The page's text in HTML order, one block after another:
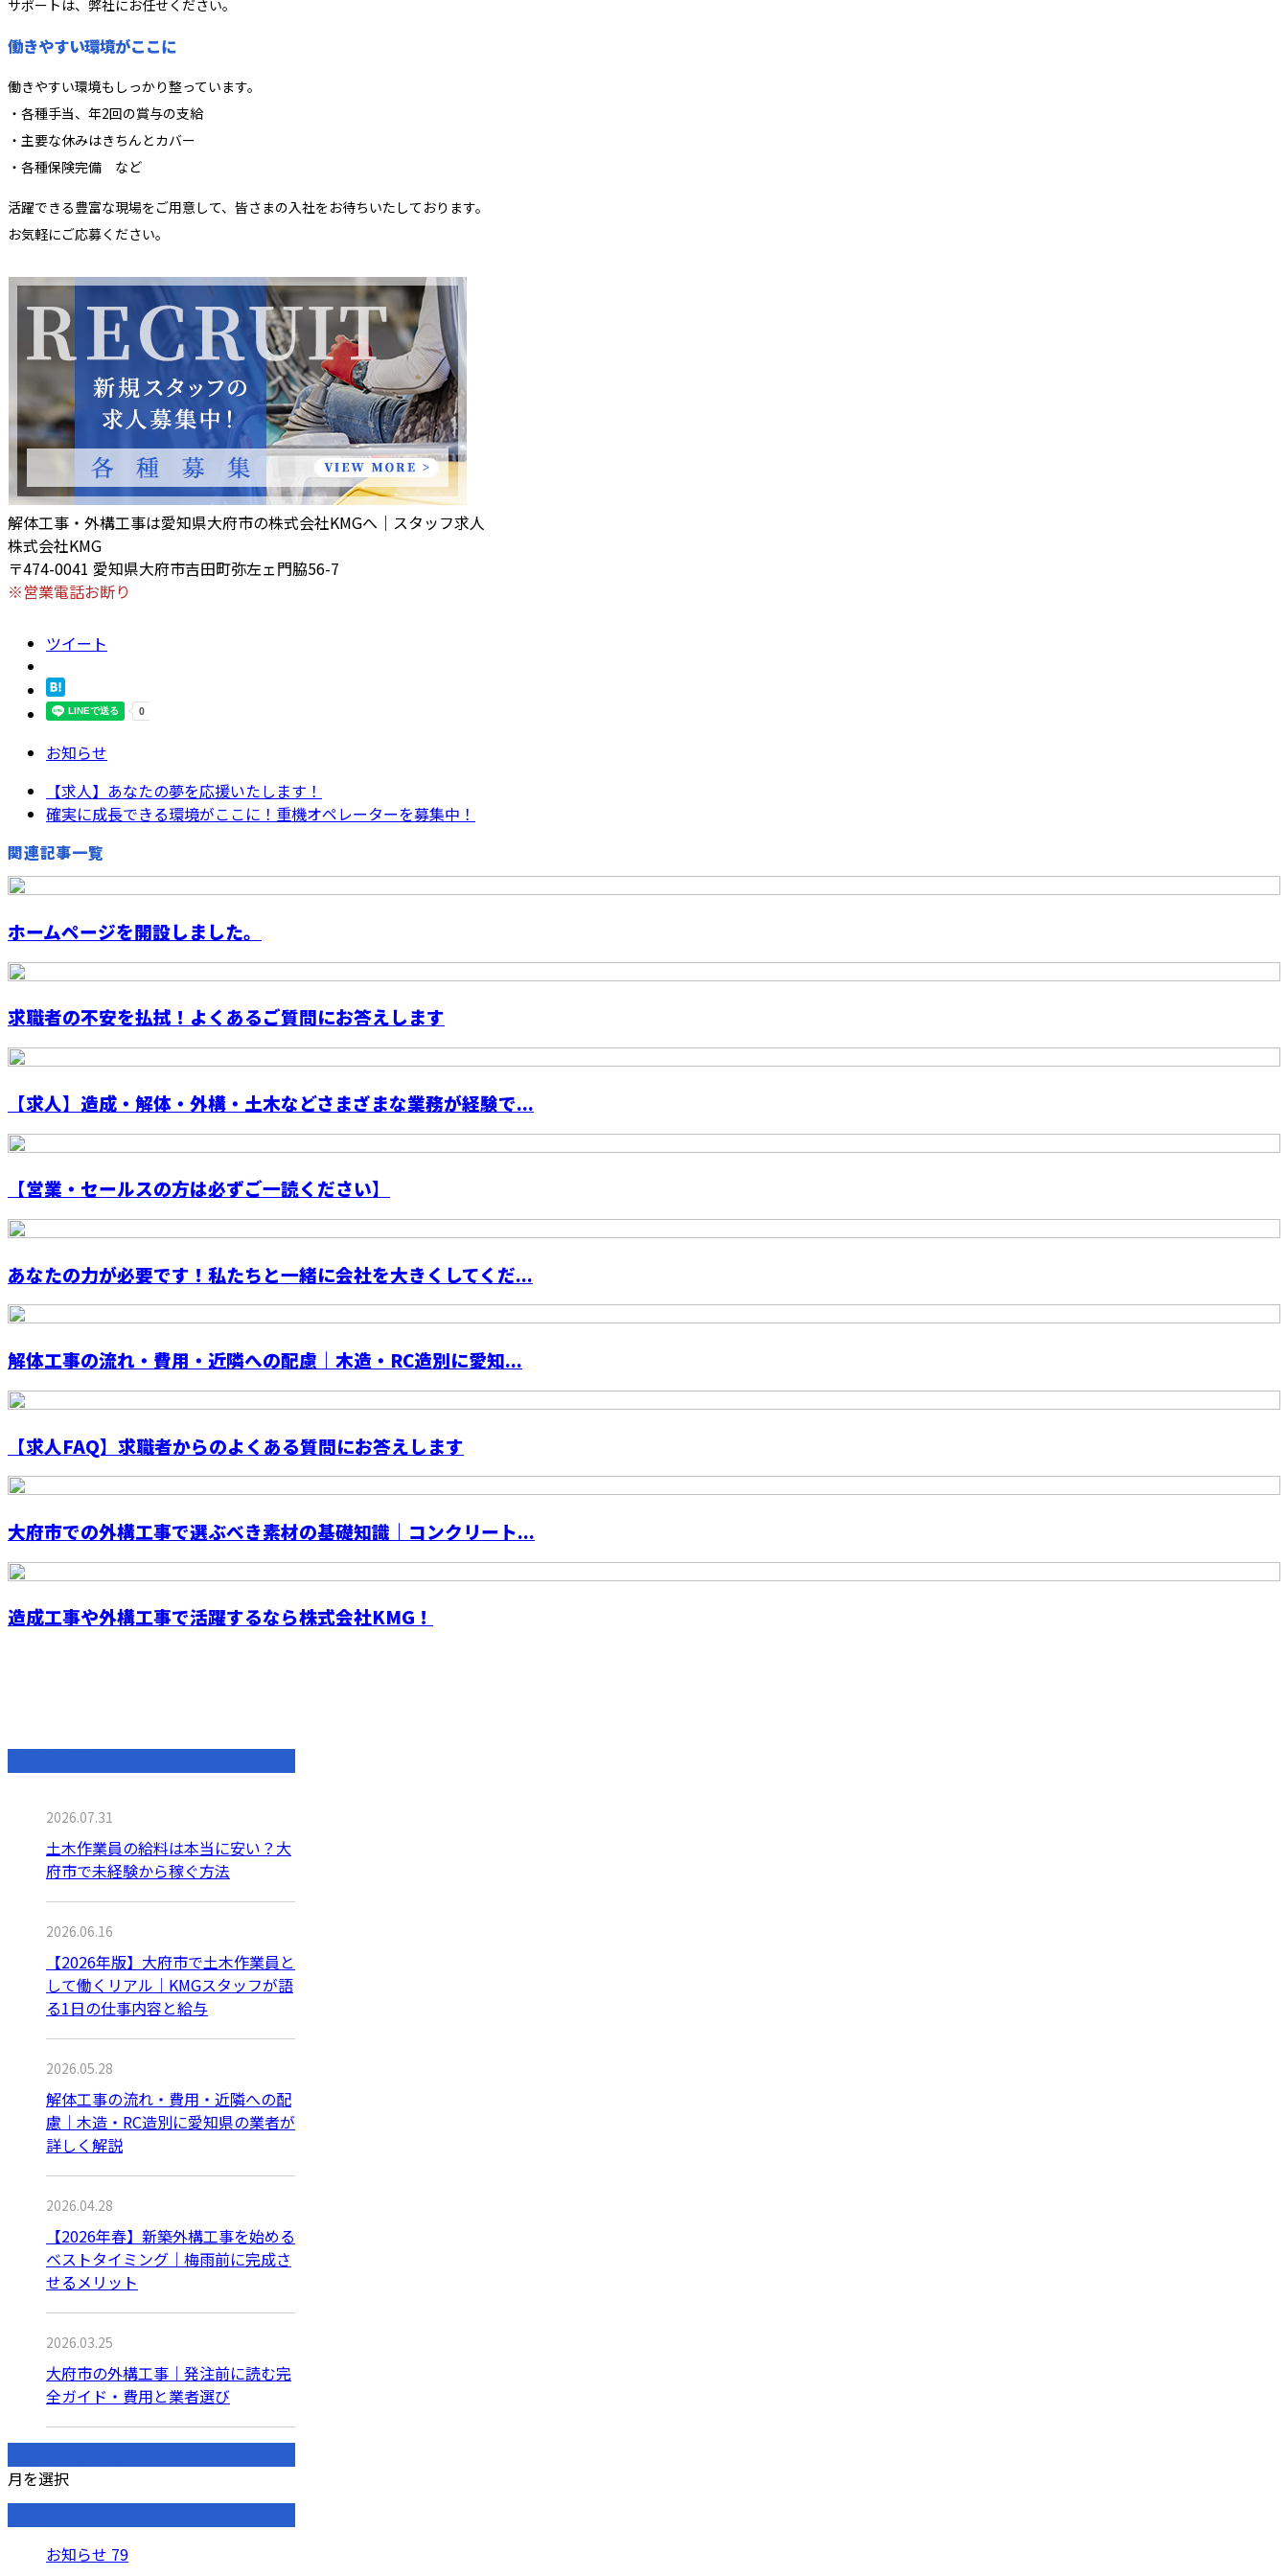
サポートは、弊社にお任せください。
働きやすい環境がここに
働きやすい環境もしっかり整っています。
・各種手当、年2回の賞与の支給
・主要な休みはきちんとカバー
・各種保険完備 など
活躍できる豊富な現場をご用意して、皆さまの入社をお待ちいたしております。
お気軽にご応募ください。
解体工事・外構工事は愛知県大府市の株式会社KMGへ｜スタッフ求人
株式会社KMG
〒474-0041 愛知県大府市吉田町弥左ェ門脇56-7
※営業電話お断り
ツイート
お知らせ
【求人】あなたの夢を応援いたします！
確実に成長できる環境がここに！重機オペレーターを募集中！
関連記事一覧
ホームページを開設しました。
求職者の不安を払拭！よくあるご質問にお答えします
【求人】造成・解体・外構・土木などさまざまな業務が経験で...
【営業・セールスの方は必ずご一読ください】
あなたの力が必要です！私たちと一緒に会社を大きくしてくだ...
解体工事の流れ・費用・近隣への配慮｜木造・RC造別に愛知...
【求人FAQ】求職者からのよくある質問にお答えします
大府市での外構工事で選ぶべき素材の基礎知識｜コンクリート...
造成工事や外構工事で活躍するなら株式会社KMG！
2026.07.31
土木作業員の給料は本当に安い？大
府市で未経験から稼ぐ方法
2026.06.16
【2026年版】大府市で土木作業員と
して働くリアル｜KMGスタッフが語
る1日の仕事内容と給与
2026.05.28
解体工事の流れ・費用・近隣への配
慮｜木造・RC造別に愛知県の業者が
詳しく解説
2026.04.28
【2026年春】新築外構工事を始める
ベストタイミング｜梅雨前に完成さ
せるメリット
2026.03.25
大府市の外構工事｜発注前に読む完
全ガイド・費用と業者選び
月を選択
お知らせ 79